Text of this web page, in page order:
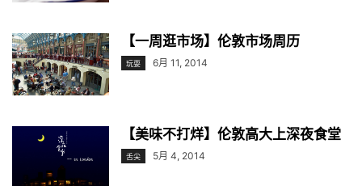
【一周逛市场】伦敦市场周历
玩耍 6月 11, 2014
【美味不打烊】伦敦高大上深夜食堂
舌尖 5月 4, 2014